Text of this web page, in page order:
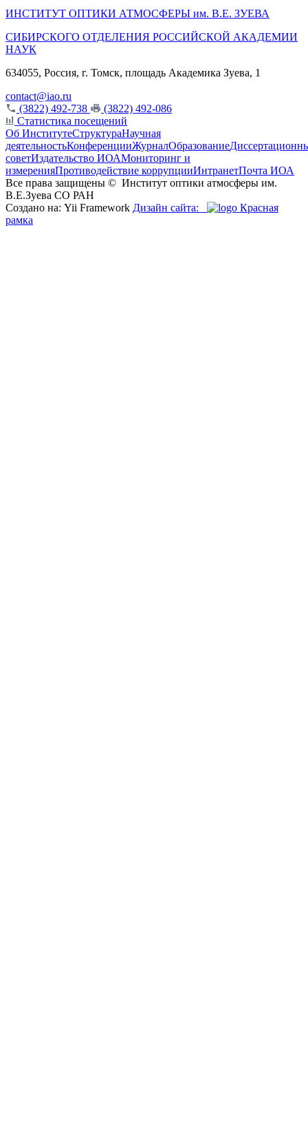
ИНСТИТУТ ОПТИКИ АТМОСФЕРЫ им. В.Е. ЗУЕВА
СИБИРСКОГО ОТДЕЛЕНИЯ РОССИЙСКОЙ АКАДЕМИИ
НАУК
634055, Россия, г. Томск, площадь Академика Зуева, 1
contact@iao.ru
(3822) 492-738
(3822) 492-086
Статистика посещений
Об ИнститутеСтруктураНаучная
деятельностьКонференцииЖурналОбразование
советИздательство ИОАМониторинг и
измеренияПротиводействие коррупцииИнтранетПочта ИОА
Все права защищены © Институт оптики атмосферы им.
В.Е.Зуева СО РАН
Создано на: Yii Framework Дизайн сайта:
Красная
рамка